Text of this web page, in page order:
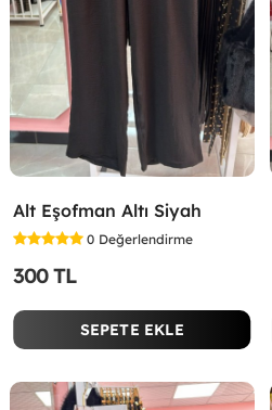
Alt Eşofman Altı Siyah
0 Değerlendirme
300 TL
SEPETE EKLE